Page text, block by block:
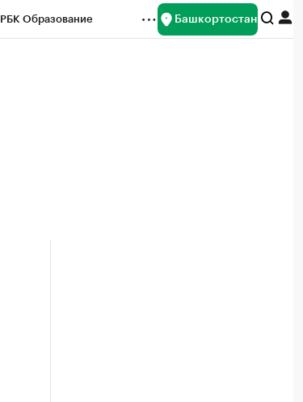
РБК Образование Башкортостан